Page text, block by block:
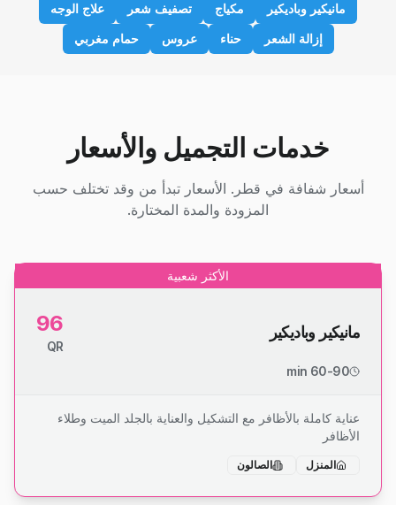
مانيكير وباديكير مكياج تصفيف شعر
علاج الوجه
إزالة الشعر
حناء عروس حمام مغربي
خدمات التجميل والأسعار
أسعار شفافة في قطر. الأسعار تبدأ من وقد تختلف حسب
المزودة والمدة المختارة.
الأكثر شعبية
مانيكير وباديكير 96
QR
60-90 min
عناية كاملة بالأظافر مع التشكيل والعناية بالجلد الميت وطلاء
الأظافر
المنزل الصالون